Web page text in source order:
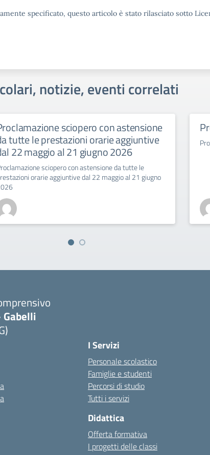
specificato, questo articolo è stato rilasciato sotto
notizie, eventi correlati
sciopero con astensione
tutte le prestazioni orarie aggiuntive
22 maggio al 21 giugno 2026
sciopero con astensione da tutte le
orarie aggiuntive dal 22 maggio al 21 giugno
Gabelli
iniziale della scuola
I Servizi
Personale scolastico
Famiglie e studenti
Percorsi di studio
Tutti i servizi
Didattica
Offerta formativa
I progetti delle classi